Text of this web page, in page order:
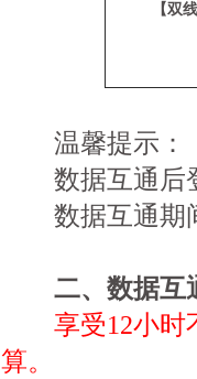
【双
温馨提示：
数据互通后登
数据互通期间
二、数据互
享受12小时
算。